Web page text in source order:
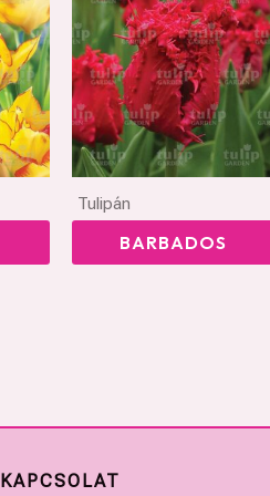
Tulipán
BARBADOS
KAPCSOLAT